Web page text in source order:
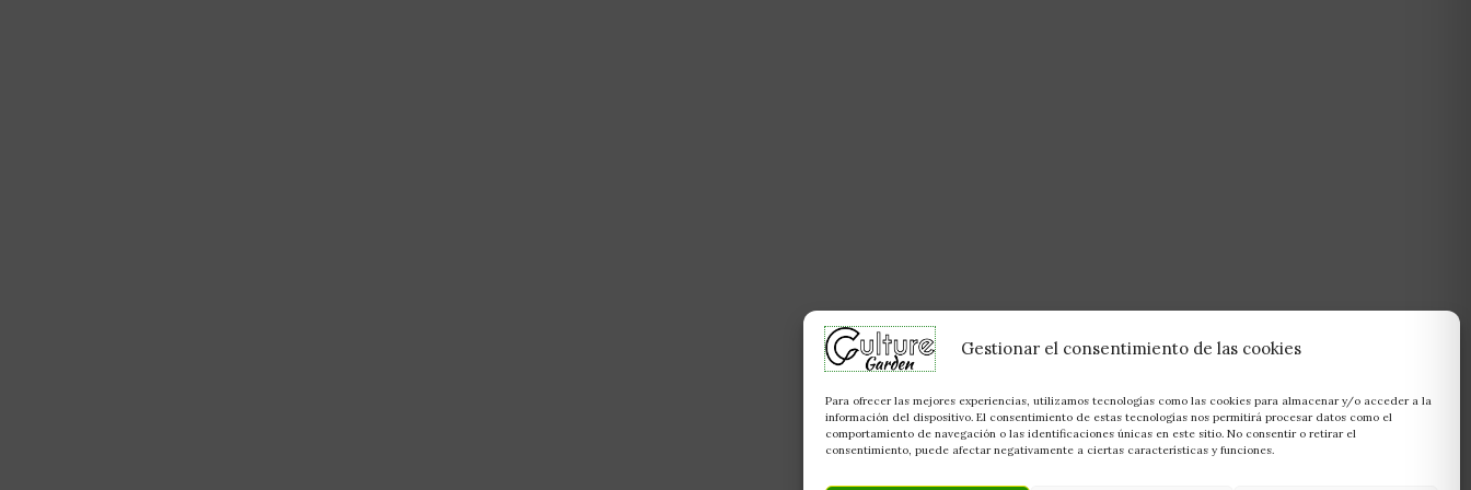
Gestionar el consentimiento de las cookies
Para ofrecer las mejores experiencias, utilizamos tecnologías como las cookies para almacenar y/o acceder a la
información del dispositivo. El consentimiento de estas tecnologías nos permitirá procesar datos como el
comportamiento de navegación o las identificaciones únicas en este sitio. No consentir o retirar el
consentimiento, puede afectar negativamente a ciertas características y funciones.